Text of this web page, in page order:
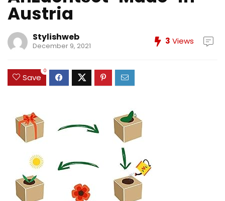
Austria
Stylishweb
December 9, 2021 3 Views
Save
0